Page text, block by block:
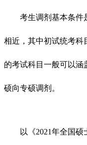
考生调剂基本条件
相近，其中初试统考科
的考试科目一般可以涵
硕向专硕调剂。
以《2021年全国硕